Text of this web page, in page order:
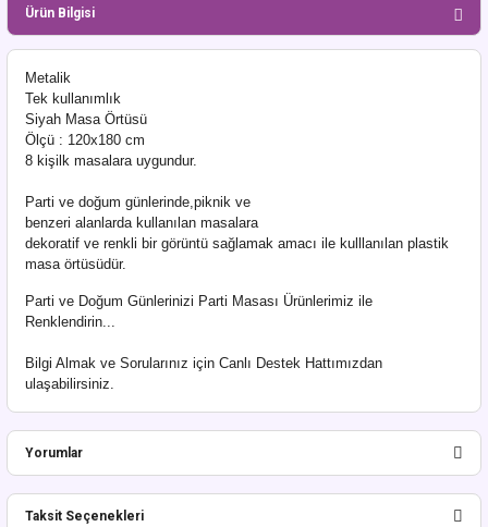
Ürün Bilgisi
Metalik
Tek kullanımlık
Siyah Masa Örtüsü
Ölçü : 120x180 cm
8 kişilk masalara uygundur.
Parti ve doğum günlerinde,piknik ve
benzeri alanlarda kullanılan masalara
dekoratif ve renkli bir görüntü sağlamak amacı ile kulllanılan plastik
masa örtüsüdür.
Parti ve Doğum Günlerinizi Parti Masası Ürünlerimiz ile
Renklendirin...
Bilgi Almak ve Sorularınız için Canlı Destek Hattımızdan
ulaşabilirsiniz.
Yorumlar
Taksit Seçenekleri